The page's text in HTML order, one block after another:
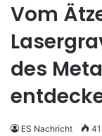
Vom
des
ES Nachricht 41